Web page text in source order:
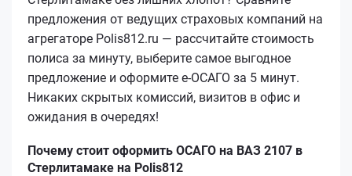
предложения от ведущих страховых компаний на
агрегаторе Polis812.ru — рассчитайте стоимость
полиса за минуту, выберите самое выгодное
предложение и оформите е‑ОСАГО за 5 минут.
Никаких скрытых комиссий, визитов в офис и
ожидания в очередях!
Почему стоит оформить ОСАГО на ВАЗ 2107 в
Стерлитамаке на Polis812